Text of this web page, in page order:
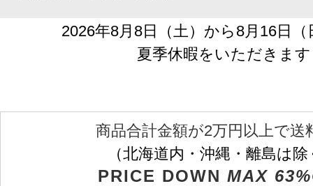
2026年8月8日（土）から8月16日
夏季休暇をいただきます
商品合計金額が2万円以上で送
（北海道内・沖縄・離島は
PRICE DOWN MAX